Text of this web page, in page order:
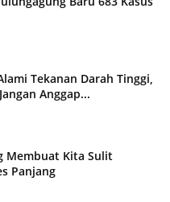
Tekanan Darah Tinggi,
Anggap...
Membuat Kita Sulit
Panjang